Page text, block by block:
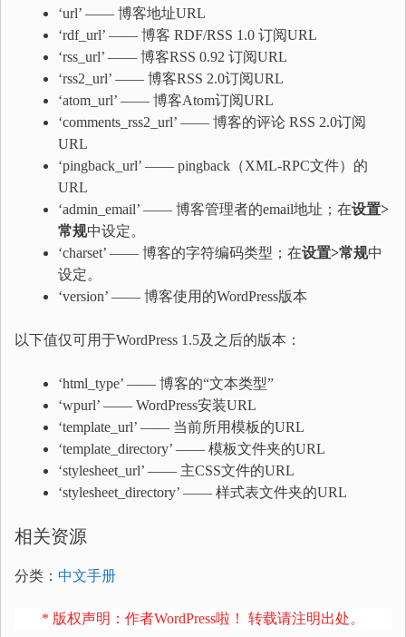
‘url’ —— 博客地址URL
‘rdf_url’ —— 博客 RDF/RSS 1.0 订阅URL
‘rss_url’ —— 博客RSS 0.92 订阅URL
‘rss2_url’ —— 博客RSS 2.0订阅URL
‘atom_url’ —— 博客Atom订阅URL
‘comments_rss2_url’ —— 博客的评论 RSS 2.0订阅
URL
‘pingback_url’ —— pingback（XML-RPC文件）的
URL
‘admin_email’ —— 博客管理者的email地址；在设置>
常规中设定。
‘charset’ —— 博客的字符编码类型；在设置>常规中
设定。
‘version’ —— 博客使用的WordPress版本
以下值仅可用于WordPress 1.5及之后的版本：
‘html_type’ —— 博客的“文本类型”
‘wpurl’ —— WordPress安装URL
‘template_url’ —— 当前所用模板的URL
‘template_directory’ —— 模板文件夹的URL
‘stylesheet_url’ —— 主CSS文件的URL
‘stylesheet_directory’ —— 样式表文件夹的URL
相关资源
分类： 中文手册
* 版权声明：作者WordPress啦！ 转载请注明出处。